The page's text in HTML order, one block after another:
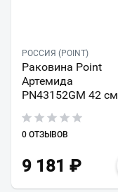
РОССИЯ (POINT)
Раковина Point
Артемида
PN43152GM 42 см
0 ОТЗЫВОВ
9 181 ₽